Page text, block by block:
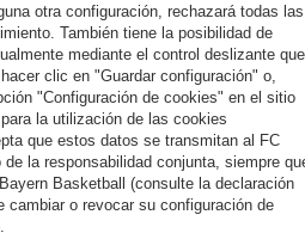
contra
el Jeju
SK
el hotel
del
equipo
en Jeju